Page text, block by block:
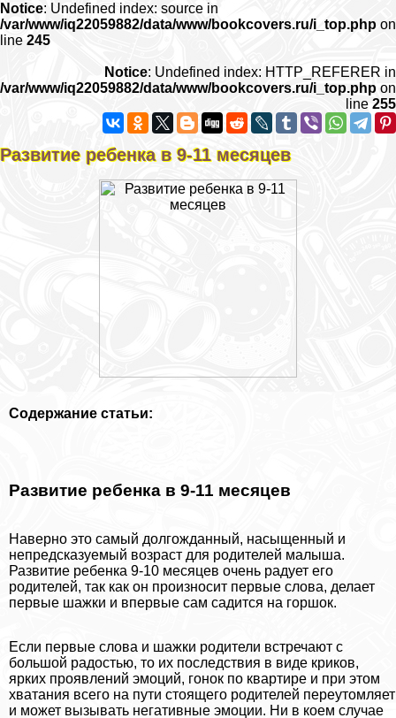
Notice: Undefined index: source in
/var/www/iq22059882/data/www/bookcovers.ru/i_top.php on
line 245
Notice: Undefined index: HTTP_REFERER in
/var/www/iq22059882/data/www/bookcovers.ru/i_top.php on
line 255
Развитие ребенка в 9-11 месяцев
Содержание статьи:
Развитие ребенка в 9-11 месяцев
Наверно это самый долгожданный, насыщенный и
непредсказуемый возраст для родителей малыша.
Развитие ребенка 9-10 месяцев очень радует его
родителей, так как он произносит первые слова, делает
первые шажки и впервые сам садится на горшок.
Если первые слова и шажки родители встречают с
большой радостью, то их последствия в виде криков,
ярких проявлений эмоций, гонок по квартире и при этом
хватания всего на пути стоящего родителей переутомляет
и может вызывать негативные эмоции. Ни в коем случае